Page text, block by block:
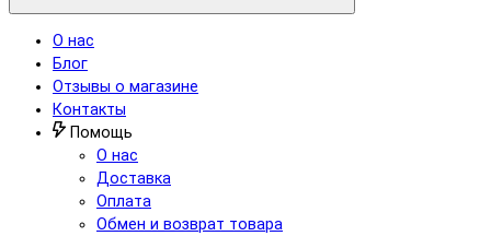
О нас
Блог
Отзывы о магазине
Контакты
Помощь
О нас
Доставка
Оплата
Обмен и возврат товара